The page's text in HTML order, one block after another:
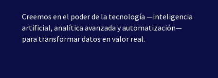
Creemos en el poder de la tecnología —inteligencia
artificial, analítica avanzada y automatización—
para transformar datos en valor real.